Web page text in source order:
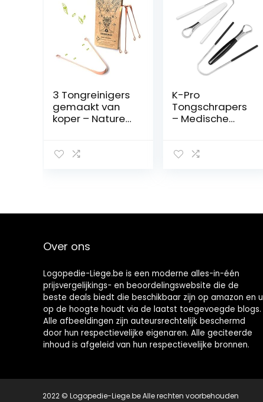
3 Tongreinigers
gemaakt van
koper – Nature
verpakking
el met de
K-Pro
Tongschrapers
– Medische
mondhygiëne
Over ons
Logopedie-Liege.be is een moderne alles-in-één
prijsvergelijkings- en beoordelingswebsite die de
beste deals biedt die beschikbaar zijn op amazon en u
op de hoogte houdt via de laatst toegevoegde blogs.
Alle afbeeldingen zijn auteursrechtelijk beschermd
door hun respectievelijke eigenaren. Alle geciteerde
inhoud is afgeleid van hun respectievelijke bronnen.
2022 © Logopedie-Liege.be Alle rechten voorbehouden